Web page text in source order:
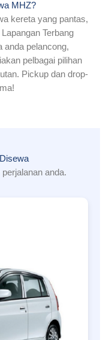
MHZ?
kereta yang pantas,
Terbang
anda pelancong,
pelbagai pilihan
Pickup dan drop-
anda.